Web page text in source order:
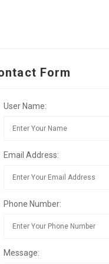
Form
User Name:
Email Address:
Phone Number:
Message: